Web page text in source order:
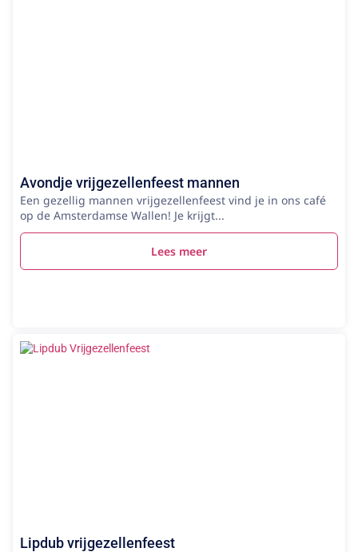
Avondje vrijgezellenfeest mannen
Een gezellig mannen vrijgezellenfeest vind je in ons café
op de Amsterdamse Wallen! Je krijgt...
Lees meer
Lipdub vrijgezellenfeest